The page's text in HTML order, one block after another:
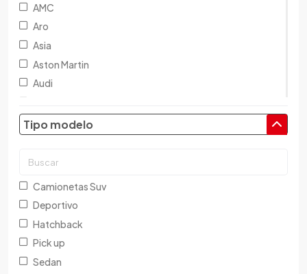
AMC
Aro
Asia
Aston Martin
Audi
Baic
Bentley
Buick
Tipo modelo
Camionetas Suv
Deportivo
Hatchback
Pick up
Sedan